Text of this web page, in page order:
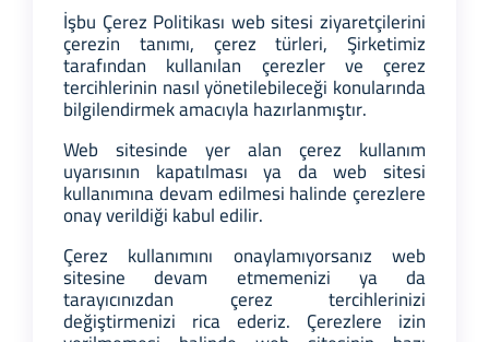
İşbu Çerez Politikası web sitesi ziyaretçilerini
çerezin tanımı, çerez türleri, Şirketimiz
tarafından kullanılan çerezler ve çerez
tercihlerinin nasıl yönetilebileceği konularında
bilgilendirmek amacıyla hazırlanmıştır.
Web sitesinde yer alan çerez kullanım
uyarısının kapatılması ya da web sitesi
kullanımına devam edilmesi halinde çerezlere
onay verildiği kabul edilir.
Çerez kullanımını onaylamıyorsanız web
sitesine devam etmemenizi ya da
tarayıcınızdan çerez tercihlerinizi
değiştirmenizi rica ederiz. Çerezlere izin